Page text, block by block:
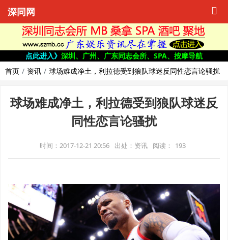
深同网
点此进入》 深圳、广州、广东同志会所、SPA、按摩导航
首页
资讯 球场难成净土，利拉德受到狼队球迷反同性恋言论骚扰
球场难成净土，利拉德受到狼队球迷反
同性恋言论骚扰
时间：2017-12-21 20:56 出处：资讯 阅读： 193